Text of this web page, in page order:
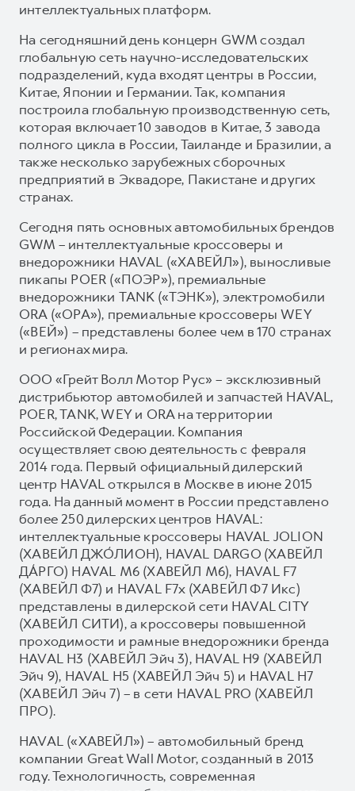
интеллектуальных платформ.
На сегодняшний день концерн GWM создал
глобальную сеть научно-исследовательских
подразделений, куда входят центры в России,
Китае, Японии и Германии. Так, компания
построила глобальную производственную сеть,
которая включает 10 заводов в Китае, 3 завода
полного цикла в России, Таиланде и Бразилии, а
также несколько зарубежных сборочных
предприятий в Эквадоре, Пакистане и других
странах.
Сегодня пять основных автомобильных брендов
GWM – интеллектуальные кроссоверы и
внедорожники HAVAL («ХАВЕЙЛ»), выносливые
пикапы POER («ПОЭР»), премиальные
внедорожники TANK («ТЭНК»), электромобили
ORA («ОРА»), премиальные кроссоверы WEY
(«ВЕЙ») – представлены более чем в 170 странах
и регионах мира.
ООО «Грейт Волл Мотор Рус» – эксклюзивный
дистрибьютор автомобилей и запчастей HAVAL,
POER, TANK, WEY и ORA на территории
Российской Федерации. Компания
осуществляет свою деятельность с февраля
2014 года. Первый официальный дилерский
центр HAVAL открылся в Москве в июне 2015
года. На данный момент в России представлено
более 250 дилерских центров HAVAL:
интеллектуальные кроссоверы HAVAL JOLION
(ХАВЕЙЛ ДЖО́ЛИОН), HAVAL DARGO (ХАВЕЙЛ
ДА́РГО) HAVAL М6 (ХАВЕЙЛ M6), HAVAL F7
(ХАВЕЙЛ Ф7) и HAVAL F7x (ХАВЕЙЛ Ф7 Икс)
представлены в дилерской сети HAVAL CITY
(ХАВЕЙЛ СИТИ), а кроссоверы повышенной
проходимости и рамные внедорожники бренда
HAVAL H3 (ХАВЕЙЛ Эйч 3), HAVAL H9 (ХАВЕЙЛ
Эйч 9), HAVAL H5 (ХАВЕЙЛ Эйч 5) и HAVAL H7
(ХАВЕЙЛ Эйч 7) – в сети HAVAL PRO (ХАВЕЙЛ
ПРО).
HAVAL («ХАВЕЙЛ») – автомобильный бренд
компании Great Wall Motor, созданный в 2013
году. Технологичность, современная